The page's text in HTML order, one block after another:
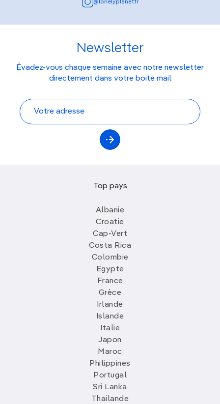
@lonelyplanetfr
Newsletter
Évadez-vous chaque semaine avec notre newsletter
directement dans votre boite mail
Top pays
Albanie
Croatie
Cap-Vert
Costa Rica
Colombie
Egypte
France
Grèce
Irlande
Islande
Italie
Japon
Maroc
Philippines
Portugal
Sri Lanka
Thailande